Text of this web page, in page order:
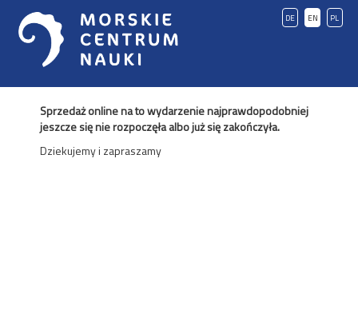
PL
EN
DE
Sprzedaż online na to wydarzenie najprawdopodobniej
jeszcze się nie rozpoczęła albo już się zakończyła.
Dziekujemy i zapraszamy